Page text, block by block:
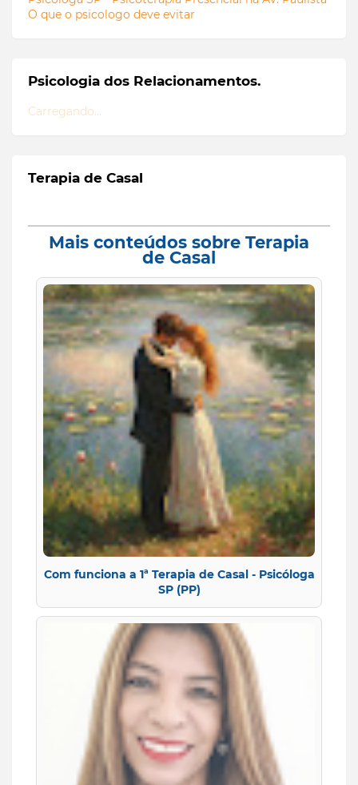
O que o psicologo deve evitar
Psicologia dos Relacionamentos.
Carregando...
Terapia de Casal
Mais conteúdos sobre Terapia
de Casal
Com funciona a 1ª Terapia de Casal - Psicóloga
SP (PP)